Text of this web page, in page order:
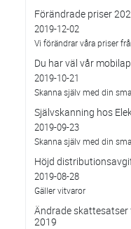
Förändrade priser
2019-12-02
Vi förändrar våra priser
Du har väl vår
2019-10-21
Skanna själv med din
Självskanning hos
2019-09-23
Skanna själv med din
Höjd
2019-08-28
Gäller vitvaror
Ändrade
2019